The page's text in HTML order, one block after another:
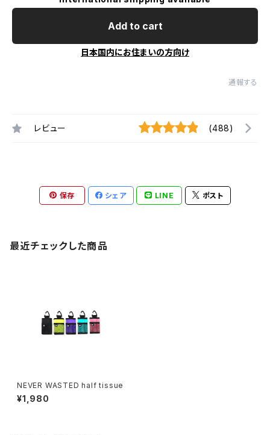
Add to cart
日本国内にお住まいの方向け
通報する
レビュー (488)
保存 シェア LINE ポスト
最近チェックした商品
NEVER WASTED half tissue
¥1,980